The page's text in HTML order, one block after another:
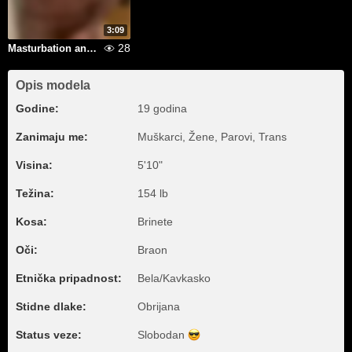
3:09
Masturbation and cum 28
Opis modela
Godine: 19 godina
Zanimaju me: Muškarci, Žene, Parovi, Trans
Visina: 5'10"
Težina: 154 lb
Kosa: Brinete
Oči: Braon
Etnička pripadnost: Bela/Kavkasko
Stidne dlake: Obrijana
Status veze: Slobodan